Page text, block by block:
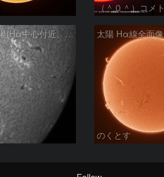
（＾０＾）コメト
8/6朝の太陽(Hα中心付近、4498、4502付近)
のくとす